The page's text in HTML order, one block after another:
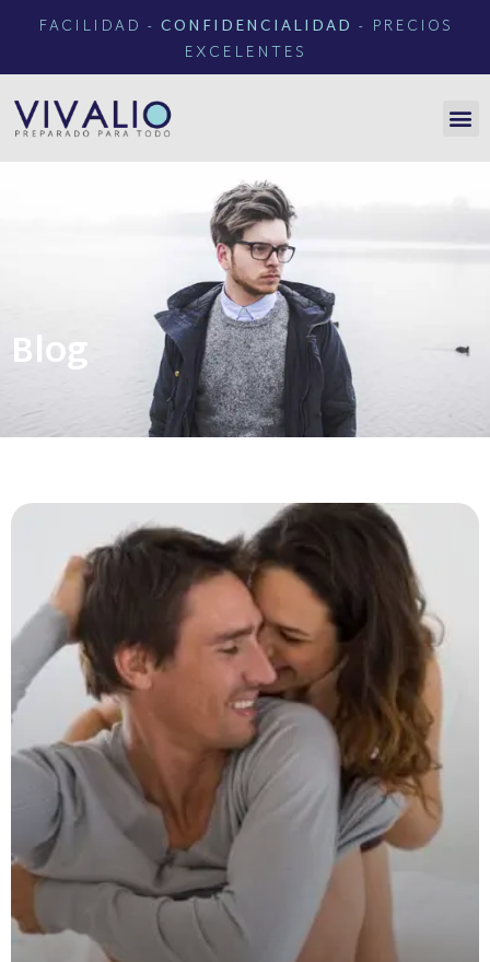
FACILIDAD - CONFIDENCIALIDAD - PRECIOS
EXCELENTES
Blog